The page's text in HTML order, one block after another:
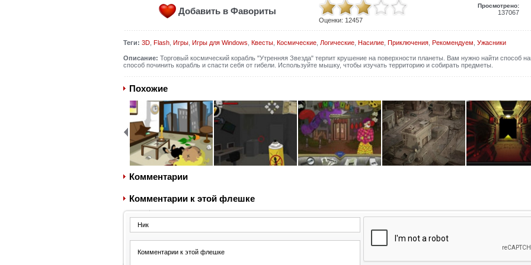
Добавить в Фавориты
Оценки: 12457
Просмотрено:
137067
Теги: 3D, Flash, Игры, Игры для Windows Квесты, Космические, Логические, Насилие, Приключения, Рекомендуем Ужасники
Описание: Торговый космический корабль "Утренняя Звезда" терпит крушение на поверхности планеты. Вам нужно найти способ
способ починить корабль и спасти себя от гибели. Используйте мышку, чтобы изучать территорию и собирать предметы.
Похожие
Комментарии
Комментарии к этой флешке